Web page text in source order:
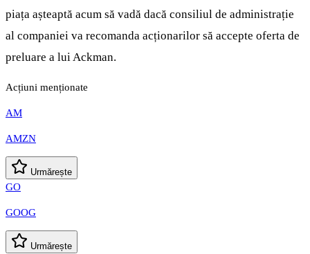
piața așteaptă acum să vadă dacă consiliul de administrație
al companiei va recomanda acționarilor să accepte oferta de
preluare a lui Ackman.
Acțiuni menționate
AM
AMZN
Urmărește
GO
GOOG
Urmărește